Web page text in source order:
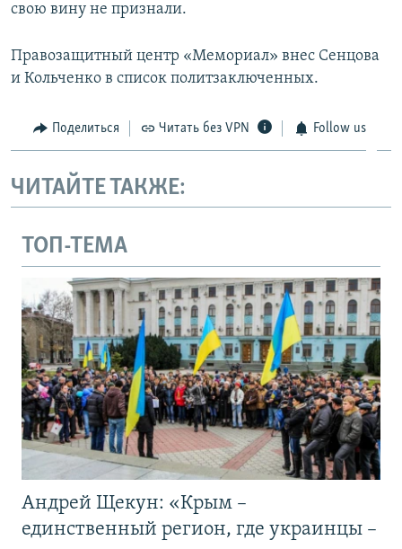
свою вину не признали.
Правозащитный центр «Мемориал» внес Сенцова
и Кольченко в список политзаключенных.
Поделиться Читать без VPN Follow us
ЧИТАЙТЕ ТАКЖЕ:
ТОП-ТЕМА
Андрей Щекун: «Крым –
единственный регион, где украинцы –